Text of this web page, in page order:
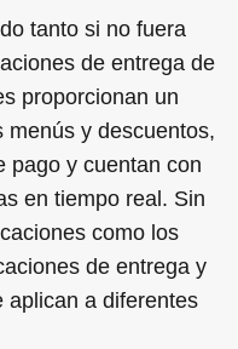
tanto si no fuera
de entrega de
proporcionan un
y descuentos,
pago y cuentan con
en tiempo real. Sin
como los
de entrega y
aplican a diferentes